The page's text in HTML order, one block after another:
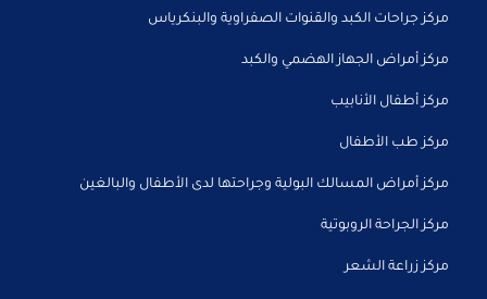
مركز جراحات الكبد والقنوات الصفراوية والبنكرياس
مركز أمراض الجهاز الهضمي والكبد
مركز أطفال الأنابيب
مركز طب الأطفال
مركز أمراض المسالك البولية وجراحتها لدى الأطفال والبالغين
مركز الجراحة الروبوتية
مركز زراعة الشعر